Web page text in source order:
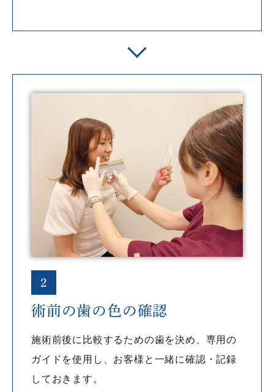
2
術前の歯の色の確認
施術前後に比較するための歯を決め、専用の
ガイドを使用し、お客様と一緒に確認・記録
しておきます。